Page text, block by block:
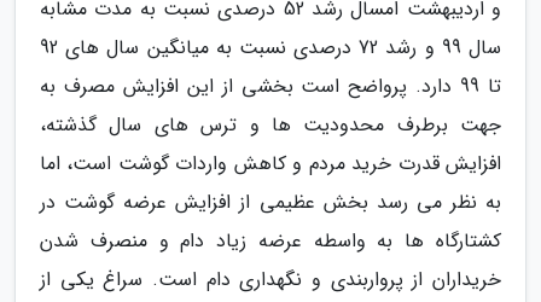
و اردیبهشت امسال رشد 52 درصدی نسبت به مدت مشابه
سال 99 و رشد 72 درصدی نسبت به میانگین سال های 92
تا 99 دارد. پرواضح است بخشی از این افزایش مصرف به
جهت برطرف محدودیت ها و ترس های سال گذشته،
افزایش قدرت خرید مردم و کاهش واردات گوشت است، اما
به نظر می رسد بخش عظیمی از افزایش عرضه گوشت در
کشتارگاه ها به واسطه عرضه زیاد دام و منصرف شدن
خریداران از پرواربندی و نگهداری دام است. سراغ یکی از